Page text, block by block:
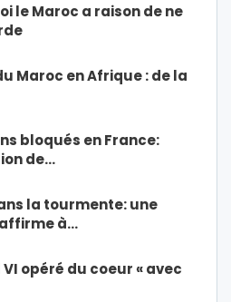
le Maroc a raison de ne
Maroc en Afrique : de la
bloqués en France:
de…
la tourmente: une
affirme à…
opéré du coeur « avec